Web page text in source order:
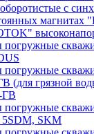
с
магнитах
погружные
погружные
(для грязной
погружные
SKM